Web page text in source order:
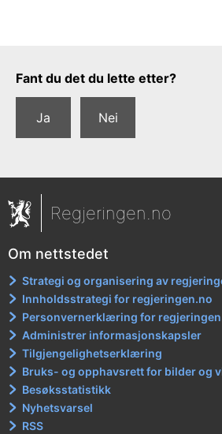
Tilbakemeldingsskjema
Fant du det du lette etter?
Ja Nei
Regjeringen.no
Om nettstedet
Strategi og organisering av
Innholdsstrategi for regjeringen.no
Personvernerklæring for
Administrer informasjonskapsler
Tilgjengelighetserklæring
Bruks- og opphavsrett for bilder og
Besøksstatistikk
Nyhetsvarsel
RSS